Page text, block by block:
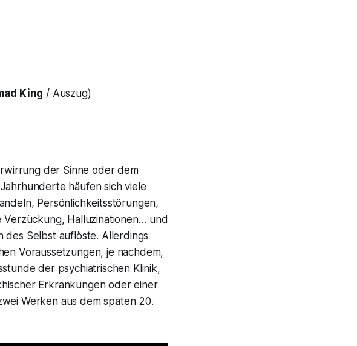
King / Auszug)
der Sinne oder dem
häufen sich viele
Persönlichkeitsstörungen,
Verzückung, Halluzinationen… und
des Selbst auflöste. Allerdings
Voraussetzungen, je nachdem,
der psychiatrischen Klinik,
Erkrankungen oder einer
Werken aus dem späten 20.